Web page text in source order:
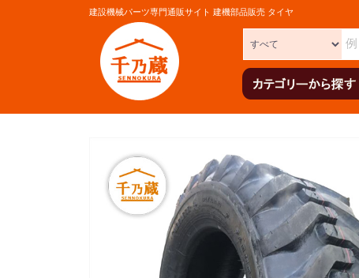
建設機械パーツ専門通販サイト 建機部品販売 タイヤ